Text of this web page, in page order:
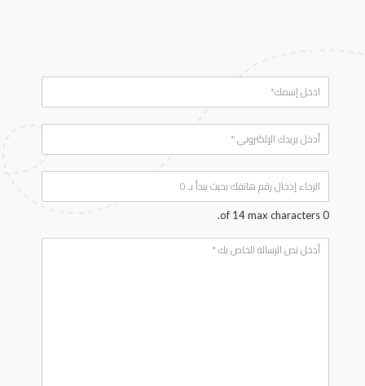
*
m
*
o
e
0 of 14 max characters.